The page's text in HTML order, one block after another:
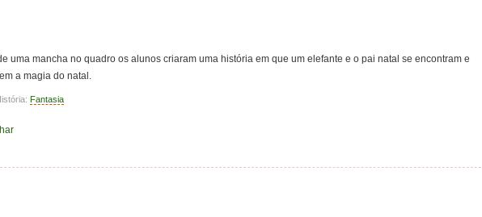
uma mancha no quadro os alunos criaram uma história em que um elefante e o pai natal se encontram e
a magia do natal.
Fantasia